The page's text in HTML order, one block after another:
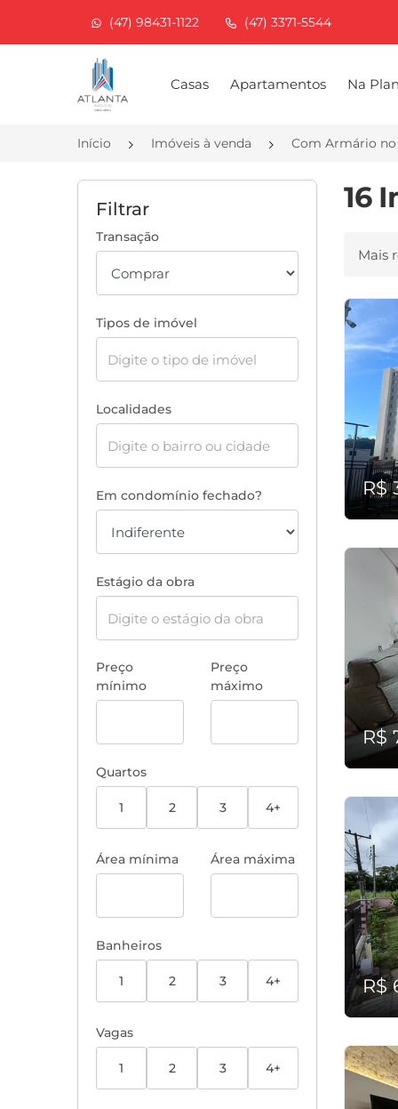
(47) 98431-1122 (47) 3371-5544
Página inicial
Casas Apartamentos Na
Início Imóveis à venda Com Armário
Filtrar
Transação
Tipos de imóvel
Localidades
Em condomínio fechado?
Estágio da obra
Preço
mínimo
Preço
máximo
Quartos
1 2 3 4+
Área mínima Área máxima
Banheiros
1 2 3 4+
Vagas
1 2 3 4+
16
R$
R$
R$